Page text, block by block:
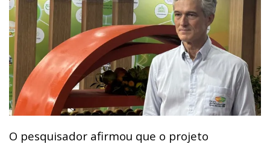
O pesquisador afirmou que o projeto